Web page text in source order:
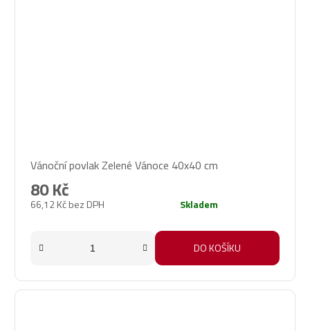
Vánoční povlak Zelené Vánoce 40x40 cm
66,12 Kč bez DPH
80 Kč
Skladem
DO KOŠÍKU